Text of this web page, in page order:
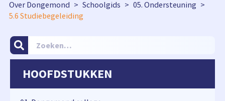
Over Dongemond Schoolgids
05. Ondersteuning
5.6 Studiebegeleiding
HOOFDSTUKKEN